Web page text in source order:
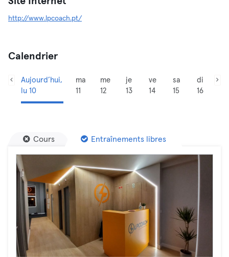
http://www.lpcoach.pt/
Calendrier
Aujourd’hui,
lu 10
ma
11
me
12
je
13
ve
14
sa
15
di
16
Cours Entraînements libres